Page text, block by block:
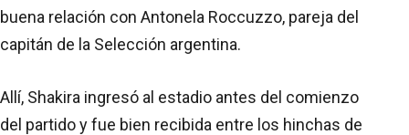
buena relación con Antonela Roccuzzo, pareja del
capitán de la Selección argentina.
Allí, Shakira ingresó al estadio antes del comienzo
del partido y fue bien recibida entre los hinchas de